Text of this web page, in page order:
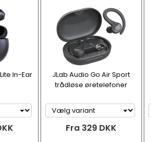
In-Ear
JLab Audio Go Air Sport
trådløse øretelefoner
Fra 329 DKK